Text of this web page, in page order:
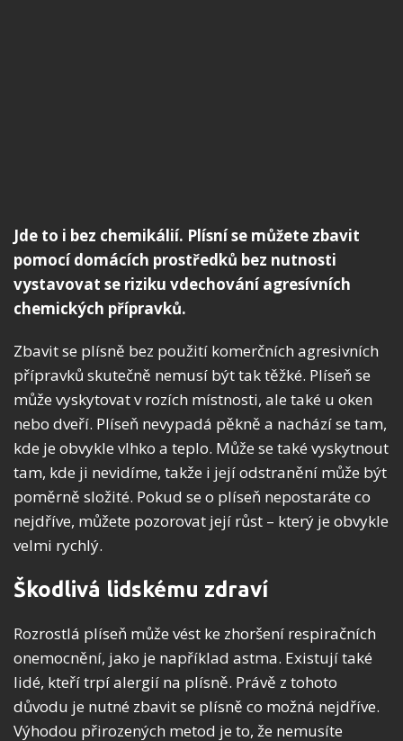
Jde to i bez chemikálií. Plísní se můžete zbavit
pomocí domácích prostředků bez nutnosti
vystavovat se riziku vdechování agresívních
chemických přípravků.
Zbavit se plísně bez použití komerčních agresivních
přípravků skutečně nemusí být tak těžké. Plíseň se
může vyskytovat v rozích místnosti, ale také u oken
nebo dveří. Plíseň nevypadá pěkně a nachází se tam,
kde je obvykle vlhko a teplo. Může se také vyskytnout
tam, kde ji nevidíme, takže i její odstranění může být
poměrně složité. Pokud se o plíseň nepostaráte co
nejdříve, můžete pozorovat její růst – který je obvykle
velmi rychlý.
Škodlivá lidskému zdraví
Rozrostlá plíseň může vést ke zhoršení respiračních
onemocnění, jako je například astma. Existují také
lidé, kteří trpí alergií na plísně. Právě z tohoto
důvodu je nutné zbavit se plísně co možná nejdříve.
Výhodou přirozených metod je to, že nemusíte